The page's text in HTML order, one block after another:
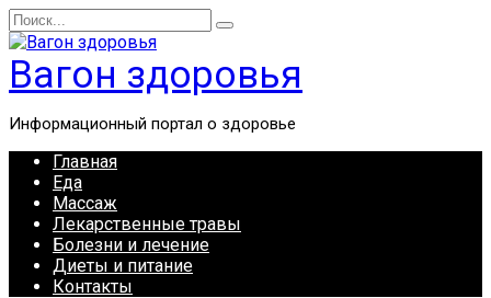
Перейти
к
содержанию
Search
for:
Вагон здоровья
Информационный портал о здоровье
Главная
Еда
Массаж
Лекарственные травы
Болезни и лечение
Диеты и питание
Контакты